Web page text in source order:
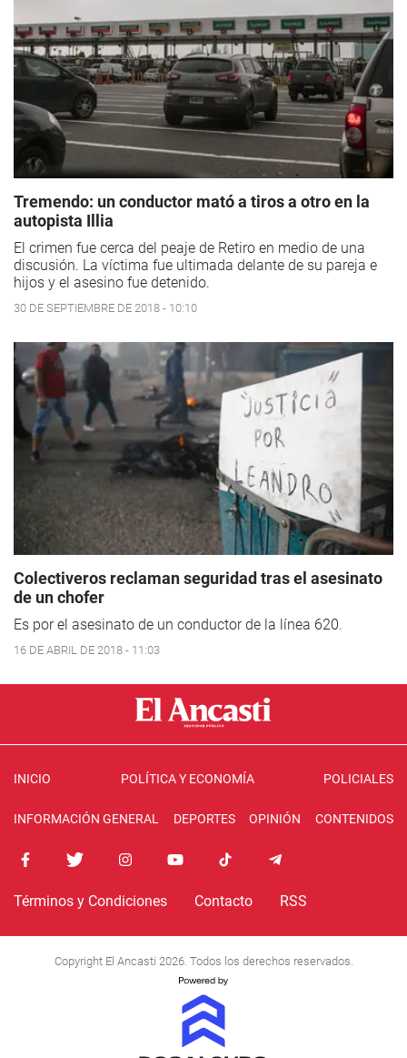
Tremendo: un conductor mató a tiros a otro en la
autopista Illia
El crimen fue cerca del peaje de Retiro en medio de una
discusión. La víctima fue ultimada delante de su pareja e
hijos y el asesino fue detenido.
30 DE SEPTIEMBRE DE 2018 - 10:10
Colectiveros reclaman seguridad tras el asesinato
de un chofer
Es por el asesinato de un conductor de la línea 620.
16 DE ABRIL DE 2018 - 11:03
INICIO POLÍTICA Y ECONOMÍA POLICIALES
INFORMACIÓN GENERAL DEPORTES OPINIÓN CONTENIDOS
Términos y Condiciones Contacto RSS
Copyright El Ancasti 2026. Todos los derechos reservados.